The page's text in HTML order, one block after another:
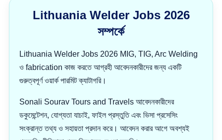
Lithuania Welder Jobs 2026
সম্পর্কে
Lithuania Welder Jobs 2026 MIG, TIG, Arc Welding
ও fabrication কাজ করতে আগ্রহী আবেদনকারীদের জন্য একটি
গুরুত্বপূর্ণ ওয়ার্ক পারমিট ক্যাটাগরি।
Sonali Sourav Tours and Travels আবেদনকারীদের
ডকুমেন্টেশন, যোগ্যতা যাচাই, ফাইল প্রস্তুতি এবং ভিসা প্রসেসিং
সংক্রান্ত তথ্য ও সহায়তা প্রদান করে। আবেদন করার আগে অবশ্যই